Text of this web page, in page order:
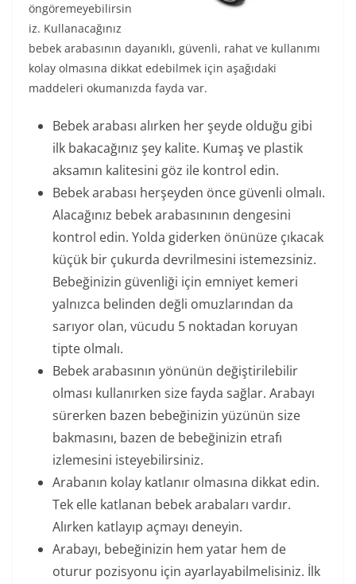
öngöremeyebilirsin
iz. Kullanacağınız
bebek arabasının dayanıklı, güvenli, rahat ve kullanımı
kolay olmasına dikkat edebilmek için aşağıdaki
maddeleri okumanızda fayda var.
Bebek arabası alırken her şeyde olduğu gibi
ilk bakacağınız şey kalite. Kumaş ve plastik
aksamın kalitesini göz ile kontrol edin.
Bebek arabası herşeyden önce güvenli olmalı.
Alacağınız bebek arabasınının dengesini
kontrol edin. Yolda giderken önünüze çıkacak
küçük bir çukurda devrilmesini istemezsiniz.
Bebeğinizin güvenliği için emniyet kemeri
yalnızca belinden değli omuzlarından da
sarıyor olan, vücudu 5 noktadan koruyan
tipte olmalı.
Bebek arabasının yönünün değiştirilebilir
olması kullanırken size fayda sağlar. Arabayı
sürerken bazen bebeğinizin yüzünün size
bakmasını, bazen de bebeğinizin etrafı
izlemesini isteyebilirsiniz.
Arabanın kolay katlanır olmasına dikkat edin.
Tek elle katlanan bebek arabaları vardır.
Alırken katlayıp açmayı deneyin.
Arabayı, bebeğinizin hem yatar hem de
oturur pozisyonu için ayarlayabilmelisiniz. İlk